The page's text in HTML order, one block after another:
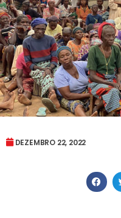
DEZEMBRO 22, 2022